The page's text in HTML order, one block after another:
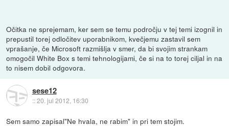
Očitka ne sprejemam, ker sem se temu področju v tej temi izognil in
prepustil torej odločitev uporabnikom, kvečjemu zastavil sem
vprašanje, če Microsoft razmišlja v smer, da bi svojim strankam
omogočil White Box s temi tehnologijami, če si na to torej ciljal in na
to nisem dobil odgovora.
sese12
::20. jul 2012, 16:30
Sem samo zapisal"Ne hvala, ne rabim" in pri tem stojim.